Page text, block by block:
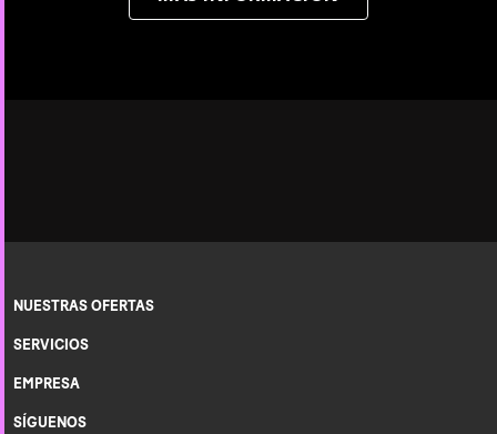
NUESTRAS OFERTAS
SERVICIOS
EMPRESA
SÍGUENOS